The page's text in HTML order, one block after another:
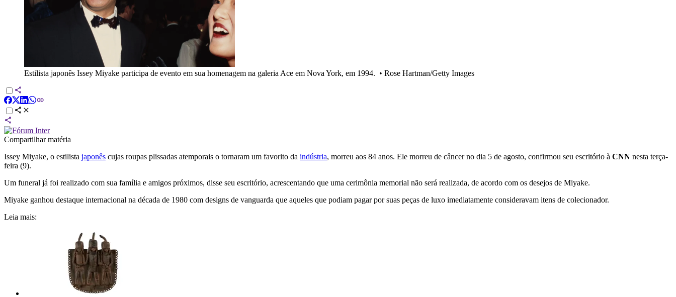
Estilista japonês Issey Miyake participa de evento em sua homenagem na galeria Ace em Nova York, em 1994. • Rose Hartman/Getty Images
Compartilhar matéria
Issey Miyake, o estilista japonês cujas roupas plissadas atemporais o tornaram um favorito da indústria, morreu aos 84 anos. Ele morreu de câncer no dia 5 de agosto, confirmou seu escritório à CNN nesta terça-
feira (9).
Um funeral já foi realizado com sua família e amigos próximos, disse seu escritório, acrescentando que uma cerimônia memorial não será realizada, de acordo com os desejos de Miyake.
Miyake ganhou destaque internacional na década de 1980 com designs de vanguarda que aqueles que podiam pagar por suas peças de luxo imediatamente consideravam itens de colecionador.
Leia mais: